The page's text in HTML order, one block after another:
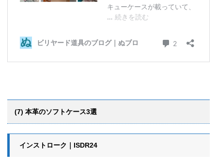
(7) 本革のソフトケース3選
インストローク｜ISDR24